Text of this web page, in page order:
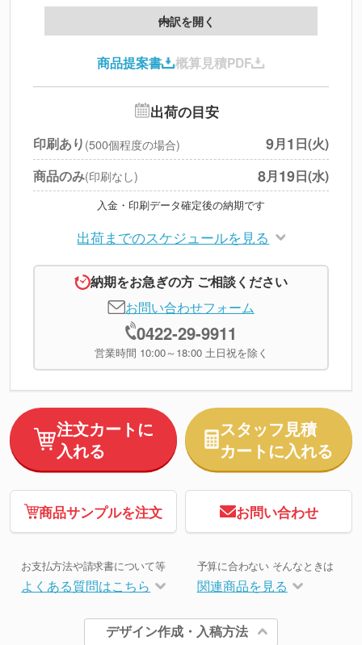
製版代
印刷代
北海道・沖縄・離島 別途
円
※上記小計は税別です
内訳を開く
商品提案書 概算見積PDF
出荷の目安
印刷あり (500個程度の場合) 9月1 日(火)
商品のみ(印刷なし) 8月19日(水)
入金・印刷データ確定後の納期です
出荷までのスケジュールを見る
納期をお急ぎの方 ご相談ください
お問い合わせフォーム
0422-29-9911
営業時間 10:00～18:00 土日祝を除く
注文カートに
入れる
スタッフ見積
カートに入れる
商品サンプルを注文 お問い合わせ
お支払方法や請求書について等
よくある質問はこちら
予算に合わない そんなときは
関連商品を見る
デザイン作成・入稿方法